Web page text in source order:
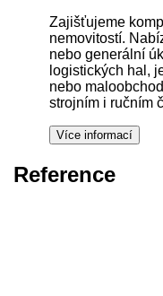
Zajišťujeme
nemovitostí.
nebo generální
logistických hal,
nebo
strojním i ručním
Reference